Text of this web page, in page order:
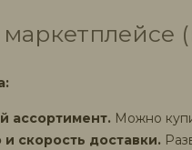
маркетплейсе
ассортимент. Можно
и скорость доставки.